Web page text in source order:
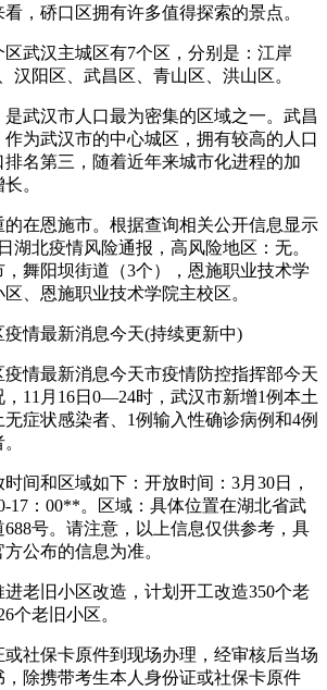
，硚口区拥有许多值得探索的景点。
武汉主城区有7个区，分别是：江岸
汉阳区、武昌区、青山区、洪山区。
武汉市人口最为密集的区域之一。武昌
为武汉市的中心城区，拥有较高的人口
名第三，随着近年来城市化进程的加
。
在恩施市。根据查询相关公开信息显示
湖北疫情风险通报，高风险地区：无。
舞阳坝街道（3个），恩施职业技术学
、恩施职业技术学院主校区。
情最新消息今天(持续更新中)
情最新消息今天市疫情防控指挥部今天
11月16日0—24时，武汉市新增1例本土
症状感染者、1例输入性确诊病例和4例
间和区域如下：开放时间：3月30日，
17：00**。区域：具体位置在湖北省武
号。请注意，以上信息仅供参考，具
公布的信息为准。
老旧小区改造，计划开工改造350个老
个老旧小区。
社保卡原件到现场办理，经审核后当场
除携带考生本人身份证或社保卡原件